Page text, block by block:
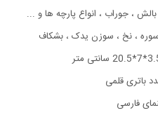
، جوراب ، انواع پارچه ها و ...
فارسی